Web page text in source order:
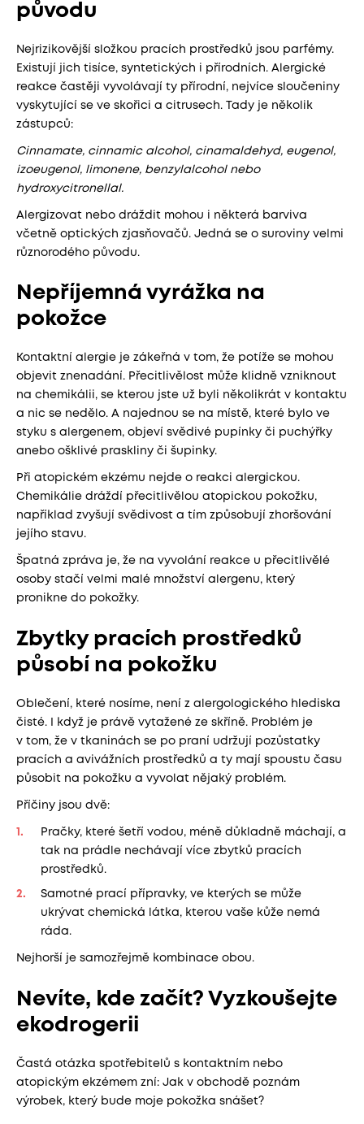
původu
Nejrizikovější složkou pracích prostředků jsou parfémy.
Existují jich tisíce, syntetických i přírodních. Alergické
reakce častěji vyvolávají ty přírodní, nejvíce sloučeniny
vyskytující se ve skořici a citrusech. Tady je několik
zástupců:
Cinnamate, cinnamic alcohol, cinamaldehyd, eugenol,
izoeugenol, limonene, benzylalcohol nebo
hydroxycitronellal.
Alergizovat nebo dráždit mohou i některá barviva
včetně optických zjasňovačů. Jedná se o suroviny velmi
různorodého původu.
Nepříjemná vyrážka na
pokožce
Kontaktní alergie je zákeřná v tom, že potíže se mohou
objevit znenadání. Přecitlivělost může klidně vzniknout
na chemikálii, se kterou jste už byli několikrát v kontaktu
a nic se nedělo. A najednou se na místě, které bylo ve
styku s alergenem, objeví svědivé pupínky či puchýřky
anebo ošklivé praskliny či šupinky.
Při atopickém ekzému nejde o reakci alergickou.
Chemikálie dráždí přecitlivělou atopickou pokožku,
například zvyšují svědivost a tím způsobují zhoršování
jejího stavu.
Špatná zpráva je, že na vyvolání reakce u přecitlivělé
osoby stačí velmi malé množství alergenu, který
pronikne do pokožky.
Zbytky pracích prostředků
působí na pokožku
Oblečení, které nosíme, není z alergologického hlediska
čisté. I když je právě vytažené ze skříně. Problém je
v tom, že v tkaninách se po praní udržují pozůstatky
pracích a avivážních prostředků a ty mají spoustu času
působit na pokožku a vyvolat nějaký problém.
Příčiny jsou dvě:
Pračky, které šetří vodou, méně důkladně máchají, a
tak na prádle nechávají více zbytků pracích
prostředků.
Samotné prací přípravky, ve kterých se může
ukrývat chemická látka, kterou vaše kůže nemá
ráda.
Nejhorší je samozřejmě kombinace obou.
Nevíte, kde začít? Vyzkoušejte
ekodrogerii
Častá otázka spotřebitelů s kontaktním nebo
atopickým ekzémem zní: Jak v obchodě poznám
výrobek, který bude moje pokožka snášet?